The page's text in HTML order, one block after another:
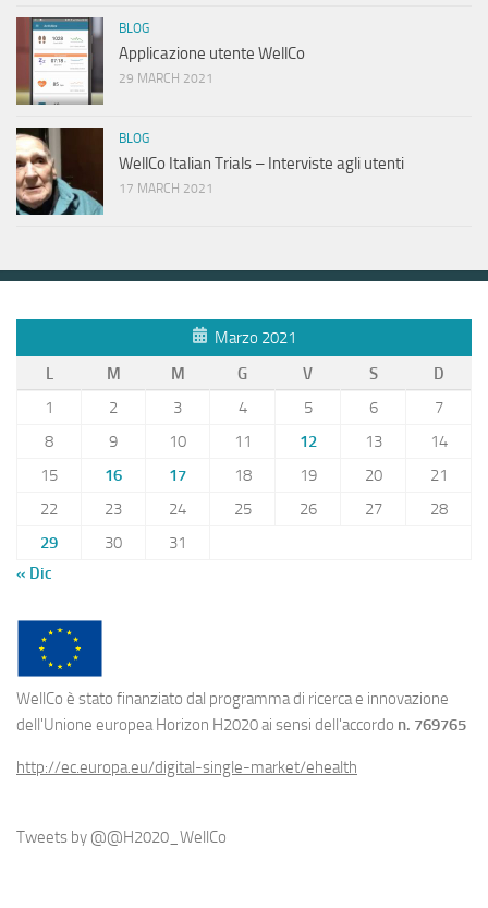
BLOG
Applicazione utente WellCo
29 MARCH 2021
BLOG
WellCo Italian Trials – Interviste agli utenti
17 MARCH 2021
Marzo 2021
L
M M G V S
D
1
2 3 4 5 6
7
8
9 10 11 12 13
14
15
16 17 18 19 20
21
22
23 24 25 26 27
28
29
30
31
« Dic
WellCo è stato finanziato dal programma di ricerca e innovazione
dell'Unione europea Horizon H2020 ai sensi dell'accordo n. 769765
http://ec.europa.eu/digital-single-market/ehealth
Tweets by @@H2020_WellCo